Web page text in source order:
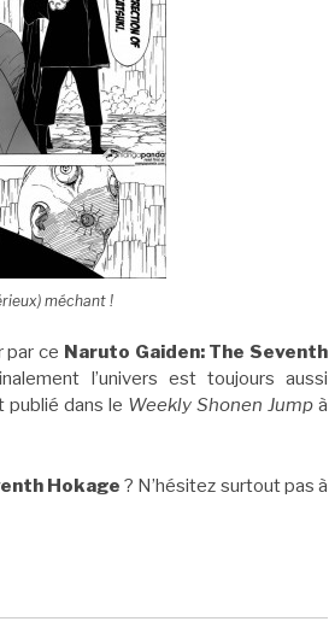
méchant !
par ce Naruto Gaiden: The Seventh
l’univers est toujours aussi
dans le Weekly Shonen Jump à
Hokage ? N’hésitez surtout pas à